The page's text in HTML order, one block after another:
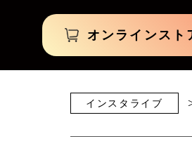
オンラインスト
インスタライブ